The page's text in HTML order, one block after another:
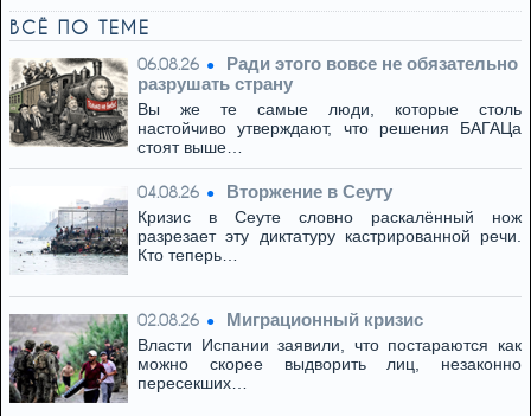
ВСЁ ПО ТЕМЕ
06.08.26
Ради этого вовсе не обязательно
разрушать страну
Вы же те самые люди, которые столь
настойчиво утверждают, что решения БАГАЦа
стоят выше…
04.08.26 Вторжение в Сеуту
Кризис в Сеуте словно раскалённый нож
разрезает эту диктатуру кастрированной речи.
Кто теперь…
02.08.26 Миграционный кризис
Власти Испании заявили, что постараются как
можно скорее выдворить лиц, незаконно
пересекших…